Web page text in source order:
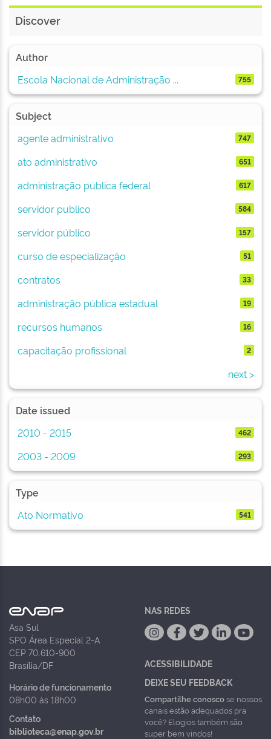
Discover
Author
Escola Nacional de Administração ...
755
Subject
agente administrativo
747
ato administrativo 651
administração pública federal 617
servidor publico 584
servidor público 157
curso de especialização 51
contratos 33
administração pública estadual 19
recursos humanos 16
capacitação profissional 2
next >
Date issued
2010 - 2015
462
2003 - 2009 293
Type
Ato Normativo
541
Asa Sul
SPO Área Especial 2-A
CEP 70.610-900
Brasília/DF
Horário de funcionamento
08h00 às 18h00
Contato
biblioteca@enap.gov.br
NAS REDES
ACESSIBILIDADE
DEIXE SEU FEEDBACK
Compartilhe conoscose nossos
canais estão adequados pra
você? Elogios também são
super bem vindos!